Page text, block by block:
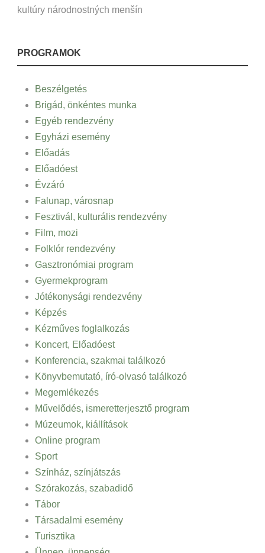
kultúry národnostných menšín
PROGRAMOK
Beszélgetés
Brigád, önkéntes munka
Egyéb rendezvény
Egyházi esemény
Előadás
Előadóest
Évzáró
Falunap, városnap
Fesztivál, kulturális rendezvény
Film, mozi
Folklór rendezvény
Gasztronómiai program
Gyermekprogram
Jótékonysági rendezvény
Képzés
Kézműves foglalkozás
Koncert, Előadóest
Konferencia, szakmai találkozó
Könyvbemutató, író-olvasó találkozó
Megemlékezés
Művelődés, ismeretterjesztő program
Múzeumok, kiállítások
Online program
Sport
Színház, színjátszás
Szórakozás, szabadidő
Tábor
Társadalmi esemény
Turisztika